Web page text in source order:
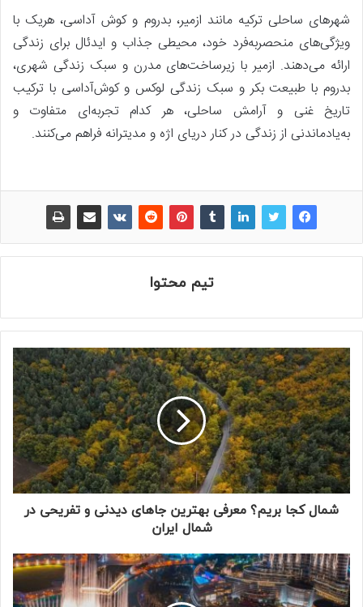
شهرهای ساحلی ترکیه مانند ازمیر، بدروم و کوش آداسی، هریک با
ویژگی‌های منحصربه‌فرد خود، محیطی جذاب و ایدئال برای زندگی
ارائه می‌دهند. ازمیر با زیرساخت‌های مدرن و سبک زندگی شهری،
بدروم با طبیعت بکر و سبک زندگی لوکس و کوش‌آداسی با ترکیب
تاریخ غنی و آرامش ساحلی، هر کدام تجربه‌ای متفاوت و
به‌یادماندنی از زندگی در کنار دریای اژه و مدیترانه فراهم می‌کنند.
تیم محتوا
شمال کجا بریم؟ معرفی بهترین جاهای دیدنی و تفریحی در
شمال ایران